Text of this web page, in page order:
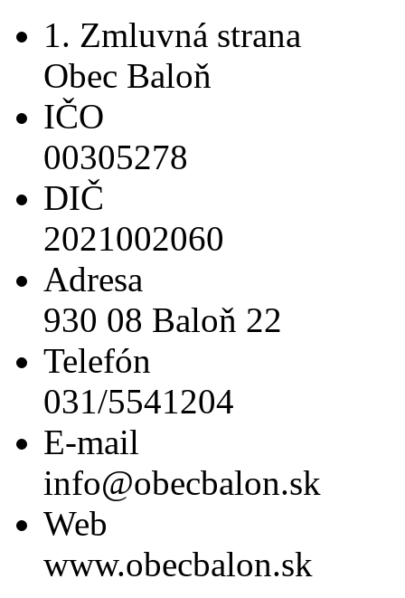
1. Zmluvná strana
Obec Baloň
IČO
00305278
DIČ
2021002060
Adresa
930 08 Baloň 22
Telefón
031/5541204
E-mail
info@obecbalon.sk
Web
www.obecbalon.sk